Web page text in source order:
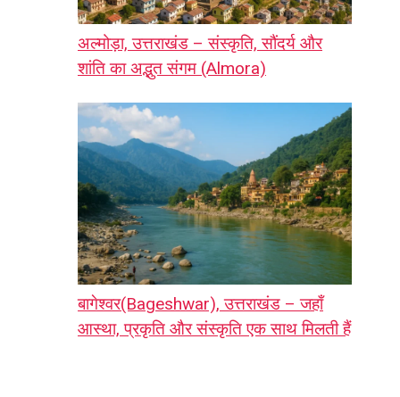
अल्मोड़ा, उत्तराखंड – संस्कृति, सौंदर्य और
शांति का अद्भुत संगम (Almora)
बागेश्वर(Bageshwar), उत्तराखंड – जहाँ
आस्था, प्रकृति और संस्कृति एक साथ मिलती हैं